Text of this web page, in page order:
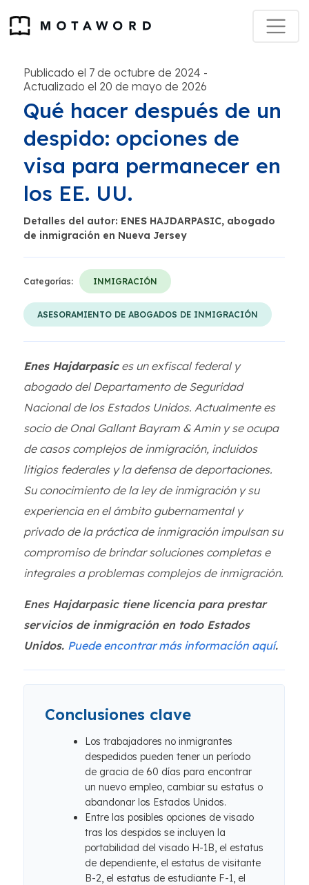
Publicado el 7 de octubre de 2024 -
Actualizado el 20 de mayo de 2026
Qué hacer después de un
despido: opciones de
visa para permanecer en
los EE. UU.
Detalles del autor: ENES HAJDARPASIC, abogado
de inmigración en Nueva Jersey
Categorías: INMIGRACIÓN
ASESORAMIENTO DE ABOGADOS DE INMIGRACIÓN
Enes Hajdarpasices un exfiscal federal y
abogado del Departamento de Seguridad
Nacional de los Estados Unidos. Actualmente es
socio de Onal Gallant Bayram & Amin y se ocupa
de casos complejos de inmigración, incluidos
litigios federales y la defensa de deportaciones.
Su conocimiento de la ley de inmigración y su
experiencia en el ámbito gubernamental y
privado de la práctica de inmigración impulsan su
compromiso de brindar soluciones completas e
integrales a problemas complejos de inmigración.
Enes Hajdarpasic tiene licencia para prestar
servicios de inmigración en todo Estados
Unidos. Puede encontrar más información aquí.
Conclusiones clave
Los trabajadores no inmigrantes
despedidos pueden tener un período
de gracia de 60 días para encontrar
un nuevo empleo, cambiar su estatus o
abandonar los Estados Unidos.
Entre las posibles opciones de visado
tras los despidos se incluyen la
portabilidad del visado H-1B, el estatus
de dependiente, el estatus de visitante
B-2, el estatus de estudiante F-1, el